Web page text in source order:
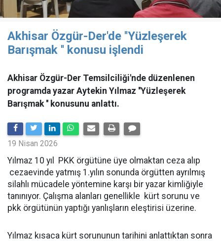
Akhisar Özgür-Der'de ''Yüzleşerek
Barışmak '' konusu işlendi
Akhisar Özgür-Der Temsilciliği'nde düzenlenen
programda yazar Aytekin Yılmaz ''Yüzleşerek
Barışmak '' konusunu anlattı.
19 Nisan 2026
Yılmaz 10 yıl PKK örgütüne üye olmaktan ceza alıp
cezaevinde yatmış 1.yılın sonunda örgütten ayrılmış
silahlı mücadele yöntemine karşı bir yazar kimliğiyle
tanınıyor. Çalışma alanları genellikle kürt sorunu ve
pkk örgütünün yaptığı yanlışların eleştirisi üzerine.
Yılmaz kısaca kürt sorununun tarihini anlattıktan sonra